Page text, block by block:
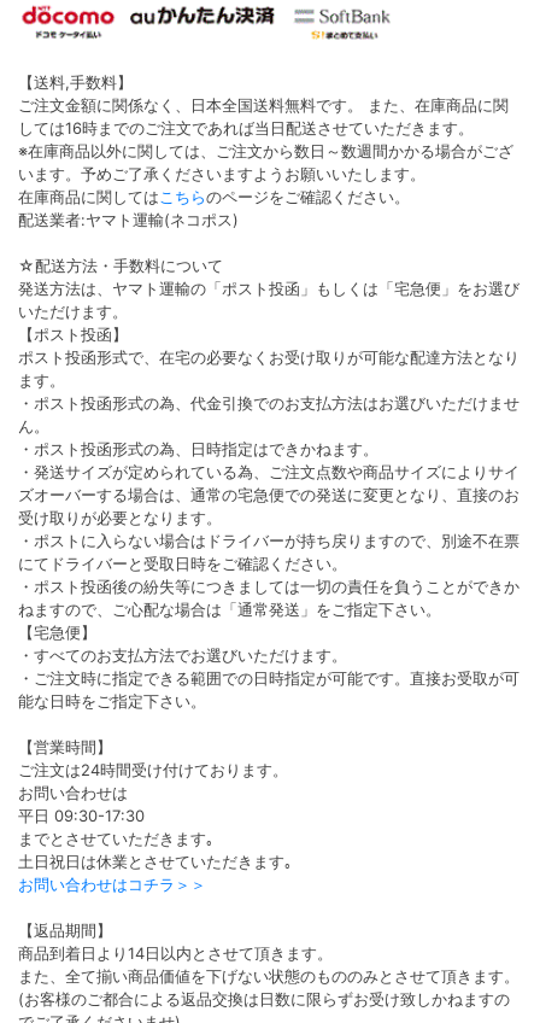
【送料,手数料】
ご注文金額に関係なく、日本全国送料無料です。 また、在庫商品に関
しては16時までのご注文であれば当日配送させていただきます。
※在庫商品以外に関しては、ご注文から数日～数週間かかる場合がござ
います。予めご了承くださいますようお願いいたします。
在庫商品に関しては こちらのページをご確認ください。
配送業者:ヤマト運輸(ネコポス)
☆配送方法・手数料について
発送方法は、ヤマト運輸の「ポスト投函」もしくは「宅急便」をお選び
いただけます。
【ポスト投函】
ポスト投函形式で、在宅の必要なくお受け取りが可能な配達方法となり
ます。
・ポスト投函形式の為、代金引換でのお支払方法はお選びいただけませ
ん。
・ポスト投函形式の為、日時指定はできかねます。
・発送サイズが定められている為、ご注文点数や商品サイズによりサイ
ズオーバーする場合は、通常の宅急便での発送に変更となり、直接のお
受け取りが必要となります。
・ポストに入らない場合はドライバーが持ち戻りますので、別途不在票
にてドライバーと受取日時をご確認ください。
・ポスト投函後の紛失等につきましては一切の責任を負うことができか
ねますので、ご心配な場合は「通常発送」をご指定下さい。
【宅急便】
・すべてのお支払方法でお選びいただけます。
・ご注文時に指定できる範囲での日時指定が可能です。直接お受取が可
能な日時をご指定下さい。
【営業時間】
ご注文は24時間受け付けております。
お問い合わせは
平日 09:30-17:30
までとさせていただきます｡
土日祝日は休業とさせていただきます｡
お問い合わせはコチラ＞＞
【返品期間】
商品到着日より14日以内とさせて頂きます。
また、全て揃い商品価値を下げない状態のもののみとさせて頂きます。
(お客様のご都合による返品交換は日数に限らずお受け致しかねますの